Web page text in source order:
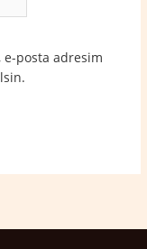
e-posta adresim